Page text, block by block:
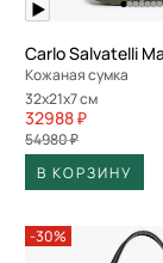
Кожаная сумка
32x21x7 см
32988 ₽
54980 ₽
В КОРЗИНУ
-30%